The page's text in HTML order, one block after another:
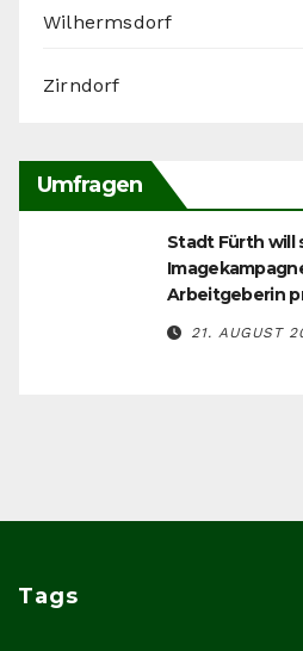
Wilhermsdorf
Zirndorf
Umfragen
Stadt Fürth will
Arbeitgeberin
21. AUGUST
Tags